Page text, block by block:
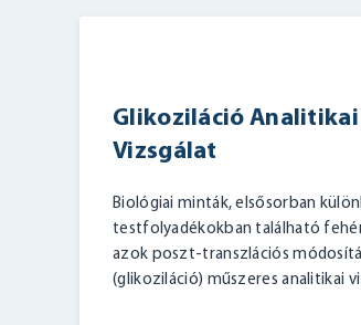
Glikoziláció Analitikai
Vizsgálat
Biológiai minták, elsősorban
testfolyadékokban található
azok poszt-transzlációs
(glikoziláció) műszeres analitikai